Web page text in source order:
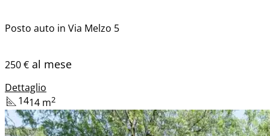
Posto auto in Via Melzo 5
250 € al mese
Dettaglio
1414 m2